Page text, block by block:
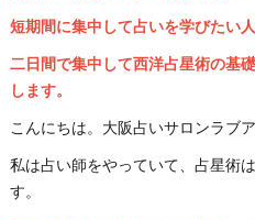
短期間に集中して占いを学びたい人
二日間で集中して西洋占星術の基
します。
こんにちは。大阪占いサロンラブ
私は占い師をやっていて、占星術
す。